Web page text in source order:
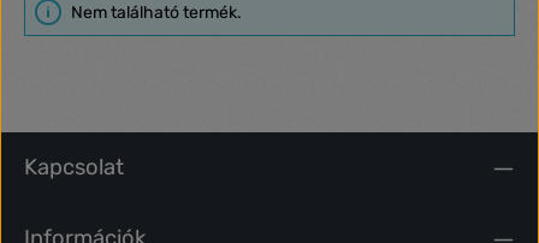
Nem található termék.
Kapcsolat